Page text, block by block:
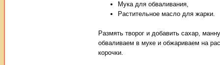
Мука для обваливания,
Растительное масло для жарки.
Размять творог и добавить сахар,
обваливаем в муке и обжариваем на
корочки.